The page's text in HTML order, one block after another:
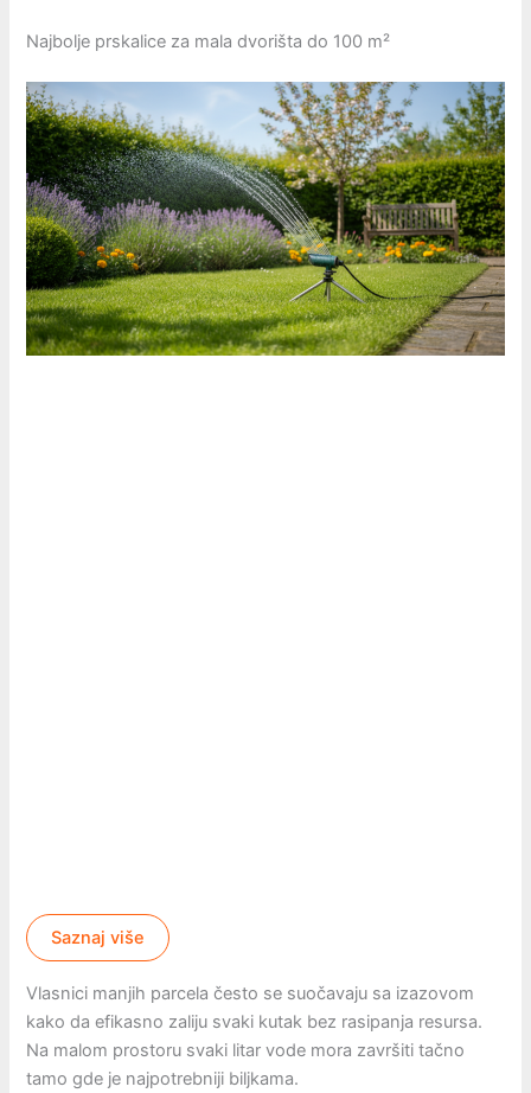
Najbolje prskalice za mala dvorišta do 100 m²
Saznaj više
Vlasnici manjih parcela često se suočavaju sa izazovom
kako da efikasno zaliju svaki kutak bez rasipanja resursa.
Na malom prostoru svaki litar vode mora završiti tačno
tamo gde je najpotrebniji biljkama.